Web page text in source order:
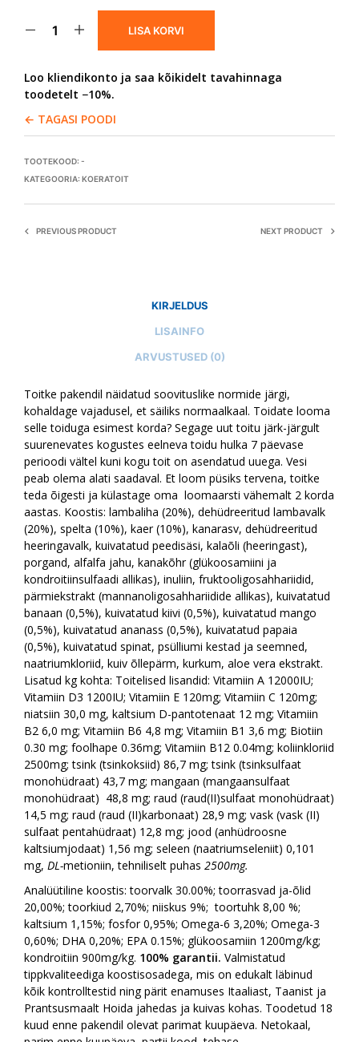
LISA KORVI
Loo kliendikonto ja saa kõikidelt tavahinnaga
toodetelt −10%.
← TAGASI POODI
TOOTEKOOD: -
KATEGOORIA: KOERATOIT
PREVIOUS PRODUCT NEXT PRODUCT
KIRJELDUS
LISAINFO
ARVUSTUSED (0)
Toitke pakendil näidatud soovituslike normide järgi,
kohaldage vajadusel, et säiliks normaalkaal. Toidate looma
selle toiduga esimest korda? Segage uut toitu järk-järgult
suurenevates kogustes eelneva toidu hulka 7 päevase
perioodi vältel kuni kogu toit on asendatud uuega. Vesi
peab olema alati saadaval. Et loom püsiks tervena, toitke
teda õigesti ja külastage oma loomaarsti vähemalt 2 korda
aastas. Koostis: lambaliha (20%), dehüdreeritud lambavalk
(20%), spelta (10%), kaer (10%), kanarasv, dehüdreeritud
heeringavalk, kuivatatud peedisäsi, kalaõli (heeringast),
porgand, alfalfa jahu, kanakõhr (glükoosamiini ja
kondroitiinsulfaadi allikas), inuliin, fruktooligosahhariidid,
pärmiekstrakt (mannanoligosahhariidide allikas), kuivatatud
banaan (0,5%), kuivatatud kiivi (0,5%), kuivatatud mango
(0,5%), kuivatatud ananass (0,5%), kuivatatud papaia
(0,5%), kuivatatud spinat, psülliumi kestad ja seemned,
naatriumkloriid, kuiv õllepärm, kurkum, aloe vera ekstrakt.
Lisatud kg kohta: Toitelised lisandid: Vitamiin A 12000IU;
Vitamiin D3 1200IU; Vitamiin E 120mg; Vitamiin C 120mg;
niatsiin 30,0 mg, kaltsium D-pantotenaat 12 mg; Vitamiin
B2 6,0 mg; Vitamiin B6 4,8 mg; Vitamiin B1 3,6 mg; Biotiin
0.30 mg; foolhape 0.36mg; Vitamiin B12 0.04mg; koliinkloriid
2500mg; tsink (tsinkoksiid) 86,7 mg; tsink (tsinksulfaat
monohüdraat) 43,7 mg; mangaan (mangaansulfaat
monohüdraat) 48,8 mg; raud (raud(II)sulfaat monohüdraat)
14,5 mg; raud (raud (II)karbonaat) 28,9 mg; vask (vask (II)
sulfaat pentahüdraat) 12,8 mg; jood (anhüdroosne
kaltsiumjodaat) 1,56 mg; seleen (naatriumseleniit) 0,101
mg, DL-metioniin, tehniliselt puhas 2500mg.
Analüütiline koostis: toorvalk 30.00%; toorrasvad ja-õlid
20,00%; toorkiud 2,70%; niiskus 9%; toortuhk 8,00 %;
kaltsium 1,15%; fosfor 0,95%; Omega-6 3,20%; Omega-3
0,60%; DHA 0,20%; EPA 0.15%; glükoosamiin 1200mg/kg;
kondroitiin 900mg/kg. 100% garantii. Valmistatud
tippkvaliteediga koostisosadega, mis on edukalt läbinud
kõik kontrolltestid ning pärit enamuses Itaaliast, Taanist ja
Prantsusmaalt Hoida jahedas ja kuivas kohas. Toodetud 18
kuud enne pakendil olevat parimat kuupäeva. Netokaal,